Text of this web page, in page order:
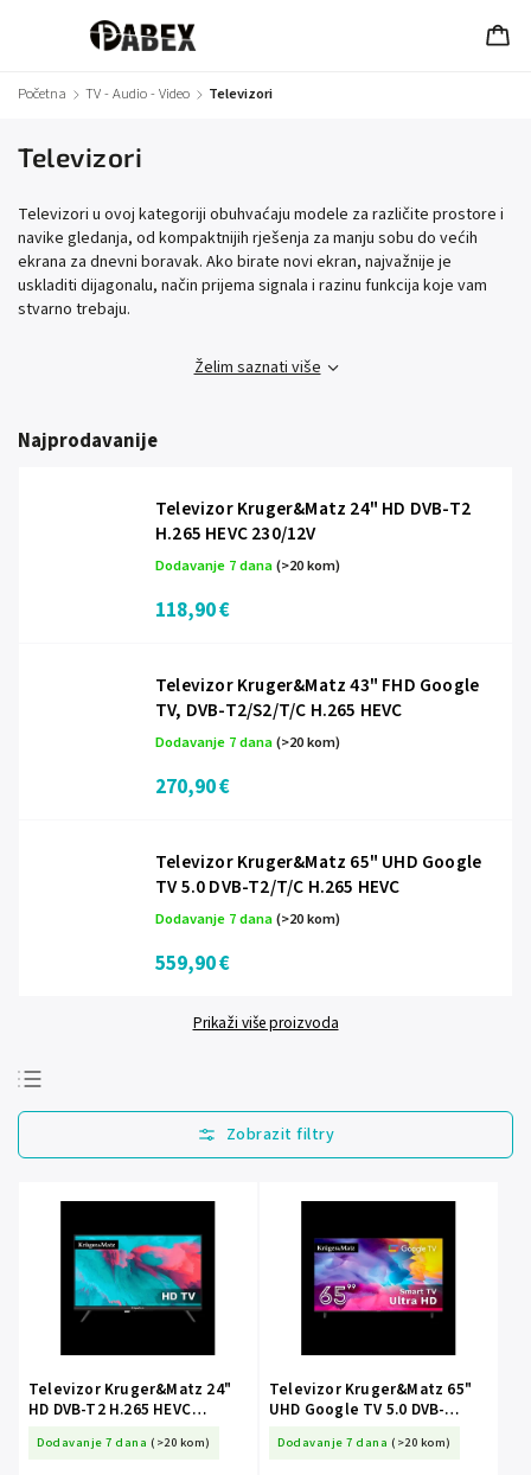
Početna / TV - Audio - Video / Televizori
Televizori
Televizori u ovoj kategoriji obuhvaćaju modele za različite prostore i
navike gledanja, od kompaktnijih rješenja za manju sobu do većih
ekrana za dnevni boravak. Ako birate novi ekran, najvažnije je
uskladiti dijagonalu, način prijema signala i razinu funkcija koje vam
stvarno trebaju.
Želim saznati više
Najprodavanije
Televizor Kruger&Matz 24" HD DVB-T2
H.265 HEVC 230/12V
Dodavanje 7 dana(>20 kom)
118,90 €
Televizor Kruger&Matz 43" FHD Google
TV, DVB-T2/S2/T/C H.265 HEVC
Dodavanje 7 dana(>20 kom)
270,90 €
Televizor Kruger&Matz 65" UHD Google
TV 5.0 DVB-T2/T/C H.265 HEVC
Dodavanje 7 dana(>20 kom)
559,90 €
Prikaži više proizvoda
Najprodavanije
Najjeftinije
Abecedno
Televizor Kruger&Matz 24"
HD DVB-T2 H.265 HEVC
Dodavanje 7 dana (>20 kom)
Televizor Kruger&Matz 65"
UHD Google TV 5.0 DVB-
Dodavanje 7 dana (>20 kom)